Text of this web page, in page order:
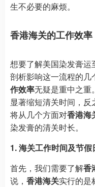
生不必要的麻烦。
香港海关的工作效率
想要了解美国染发膏运
剖析影响这一流程的几
作效率无疑是重中之重
显著缩短清关时间，
将从几个方面对香港海
染发膏的清关时长。
1. 海关工作时间及节假
首先，我们需要了解香
说， 香港海关实行的是